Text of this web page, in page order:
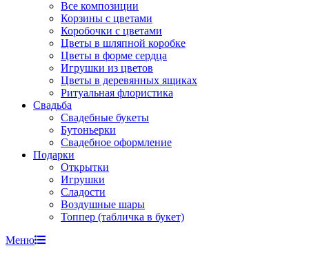
Все композиции
Корзины с цветами
Коробочки с цветами
Цветы в шляпной коробке
Цветы в форме сердца
Игрушки из цветов
Цветы в деревянных ящиках
Ритуальная флористика
Свадьба
Свадебные букеты
Бутоньерки
Свадебное оформление
Подарки
Открытки
Игрушки
Сладости
Воздушные шары
Топпер (табличка в букет)
Меню